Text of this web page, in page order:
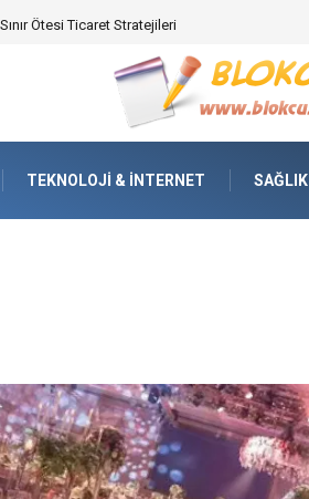
Yüksek Performans
TEKNOLOJI & İNTERNET SAĞLIK